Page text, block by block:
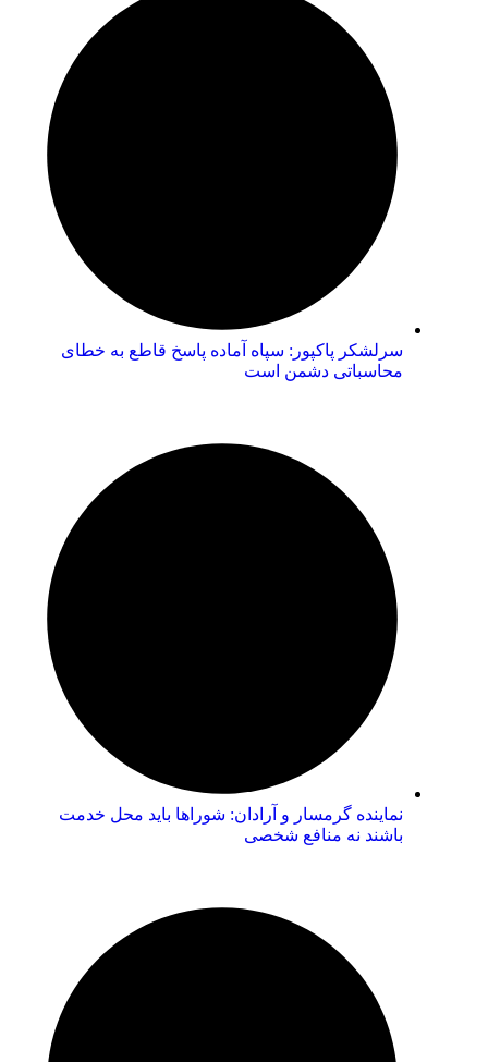
سرلشکر پاکپور: سپاه آماده پاسخ قاطع به خطای
محاسباتی دشمن است
نماینده گرمسار و آرادان: شوراها باید محل خدمت
باشند نه منافع شخصی